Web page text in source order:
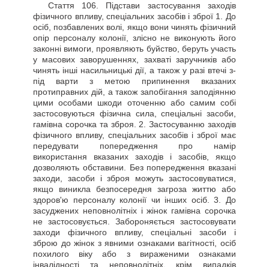
Стаття 106. Підстави застосування заходів
фізичного впливу, спеціальних засобів і зброї 1. До
осіб, позбавлених волі, якщо вони чинять фізичний
опір персоналу колонії, злісно не виконують його
законні вимоги, проявляють буйство, беруть участь
у масових заворушеннях, захваті заручників або
чинять інші насильницькі дії, а також у разі втечі з-
під варти з метою припинення вказаних
протиправних дій, а також запобігання заподіянню
цими особами шкоди оточенню або самим собі
застосовуються фізична сила, спеціальні засоби,
гамівна сорочка та зброя. 2. Застосуванню заходів
фізичного впливу, спеціальних засобів і зброї має
передувати попередження про намір
використання вказаних заходів і засобів, якщо
дозволяють обставини. Без попередження вказані
заходи, засоби і зброя можуть застосовуватися,
якщо виникла безпосередня загроза життю або
здоров'ю персоналу колонії чи інших осіб. 3. До
засуджених неповнолітніх і жінок гамівна сорочка
не застосовується. Забороняється застосовувати
заходи фізичного впливу, спеціальні засоби і
зброю до жінок з явними ознаками вагітності, осіб
похилого віку або з вираженими ознаками
інвалідності та неповнолітніх, крім випадків